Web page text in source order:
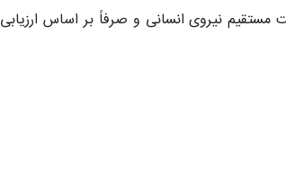
نیروی انسانی و صرفاً بر اساس ارزیابی